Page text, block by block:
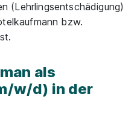
(Lehrlingsentschädigung)
bzw.
als
w/d) in der